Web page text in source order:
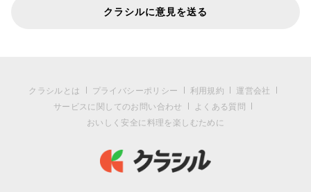
クラシルに意見を送る
クラシルとは プライバシーポリシー 利用規約
運営会社
サービスに関してのお問い合わせ
よくある質問
おいしく安全に料理を楽しむために